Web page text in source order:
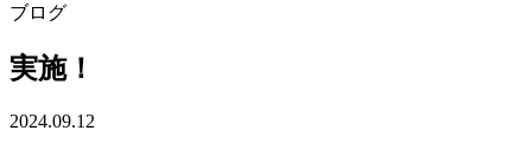
ブログ
実施！
2024.09.12